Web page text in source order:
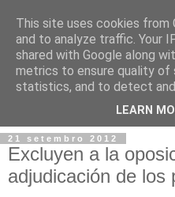
21 setembro 2012
Excluyen a la
adjudicación de los
This site uses cookies
and to analyze traffic. Your
shared with Google along
metrics to ensure quality of
statistics, and to detect and
LEARN